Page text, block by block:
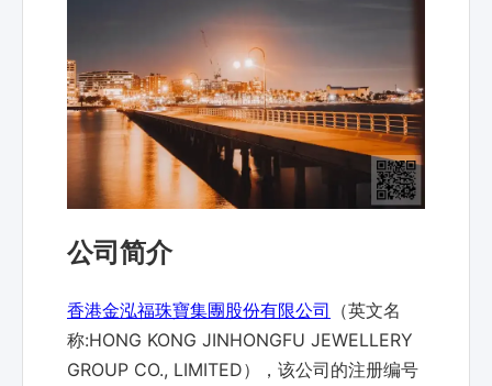
公司简介
香港金泓福珠寶集團股份有限公司 （英文名
称:HONG KONG JINHONGFU JEWELLERY
GROUP CO., LIMITED），该公司的注册编号